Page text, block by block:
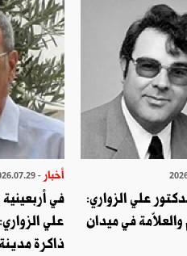
علي الزواري:
في ميدان
أخبار - 2026.07.29
في أربعينية
علي
ذاكرة